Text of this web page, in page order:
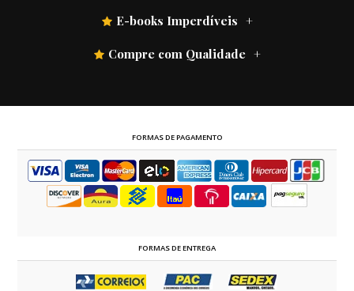
E-books Imperdíveis
Compre com Qualidade
FORMAS DE PAGAMENTO
FORMAS DE ENTREGA